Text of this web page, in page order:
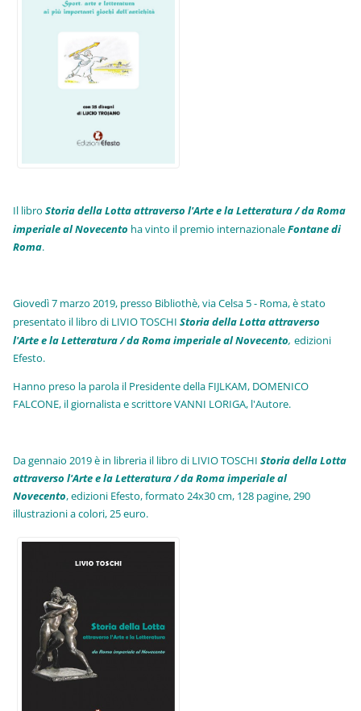
Il libroStoria della Lotta attraverso l'Arte e la Letteratura / da Roma
imperiale al Novecento ha vinto il premio internazionaleFontane di
Roma.
Giovedì 7 marzo 2019, presso Bibliothè, via Celsa 5 - Roma, è stato
presentato il libro di LIVIO TOSCHIStoria della Lotta attraverso
l'Arte e la Letteratura / da Roma imperiale al Novecento, edizioni
Efesto.
Hanno preso la parola il Presidente della FIJLKAM, DOMENICO
FALCONE, il giornalista e scrittore VANNI LORIGA, l'Autore.
Da gennaio 2019 è in libreria il libro di LIVIO TOSCHIStoria della Lotta
attraverso l'Arte e la Letteratura / da Roma imperiale al
Novecento, edizioni Efesto, formato 24x30 cm, 128 pagine, 290
illustrazioni a colori, 25 euro.